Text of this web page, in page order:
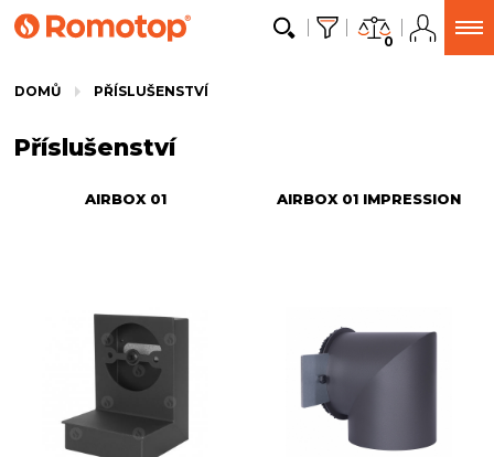
0
DOMŮ PŘÍSLUŠENSTVÍ
Příslušenství
AIRBOX 01 AIRBOX 01 IMPRESSION